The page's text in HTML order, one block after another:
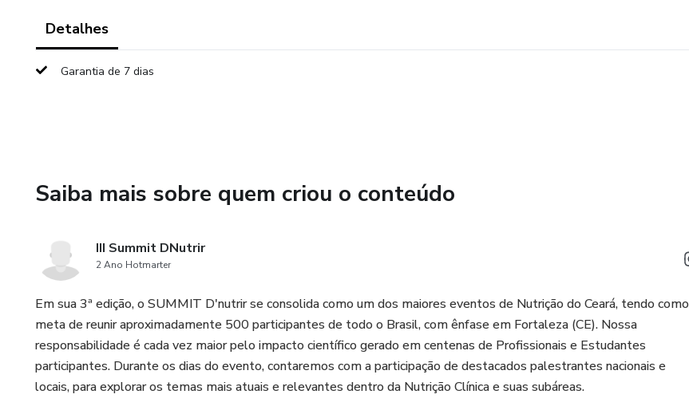
Detalhes
Garantia de 7 dias
Saiba mais sobre quem criou o conteúdo
III Summit DNutrir
2 Ano Hotmarter
Em sua 3ª edição, o SUMMIT D'nutrir se consolida como um dos maiores eventos de Nutrição do Ceará, tendo como
meta de reunir aproximadamente 500 participantes de todo o Brasil, com ênfase em Fortaleza (CE). Nossa
responsabilidade é cada vez maior pelo impacto científico gerado em centenas de Profissionais e Estudantes
participantes. Durante os dias do evento, contaremos com a participação de destacados palestrantes nacionais e
locais, para explorar os temas mais atuais e relevantes dentro da Nutrição Clínica e suas subáreas.